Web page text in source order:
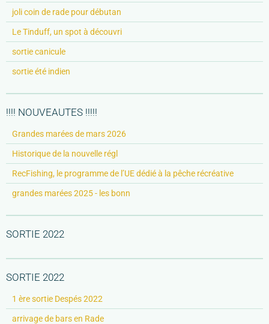
joli coin de rade pour débutan
Le Tinduff, un spot à découvri
sortie canicule
sortie été indien
!!!! NOUVEAUTES !!!!!
Grandes marées de mars 2026
Historique de la nouvelle régl
RecFishing, le programme de l’UE dédié à la pêche récréative
grandes marées 2025 - les bonn
SORTIE 2022
SORTIE 2022
1 ère sortie Despés 2022
arrivage de bars en Rade